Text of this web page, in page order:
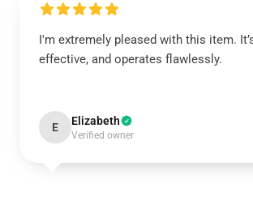
I'm extremely pleased with this item.
effective, and operates flawlessly.
E Elizabeth
Verified owner